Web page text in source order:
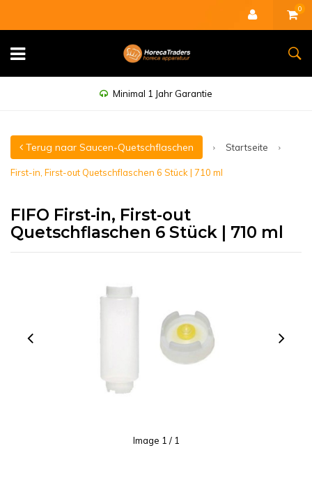
0
Minimal 1 Jahr Garantie
Terug naar Saucen-Quetschflaschen Startseite
First-in, First-out Quetschflaschen 6 Stück | 710 ml
FIFO First-in, First-out
Quetschflaschen 6 Stück | 710 ml
Image 1 / 1